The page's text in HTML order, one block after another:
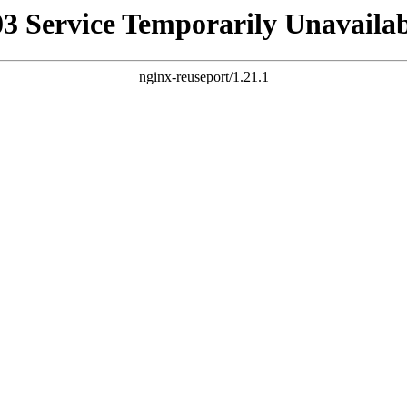
Service Temporarily
nginx-reuseport/1.21.1